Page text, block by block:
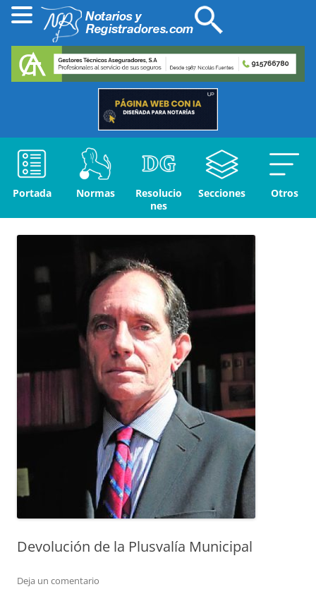
Portada Normas
Resolucio
nes
Secciones Otros
Devolución de la Plusvalía Municipal
Deja un comentario